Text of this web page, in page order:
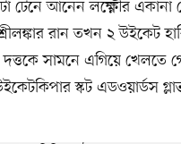
টেনে আনেন লক্ষ্ণৌর একানা
রান তখন ২ উইকেট
সামনে এগিয়ে খেলতে
স্কট এডওয়ার্ডস